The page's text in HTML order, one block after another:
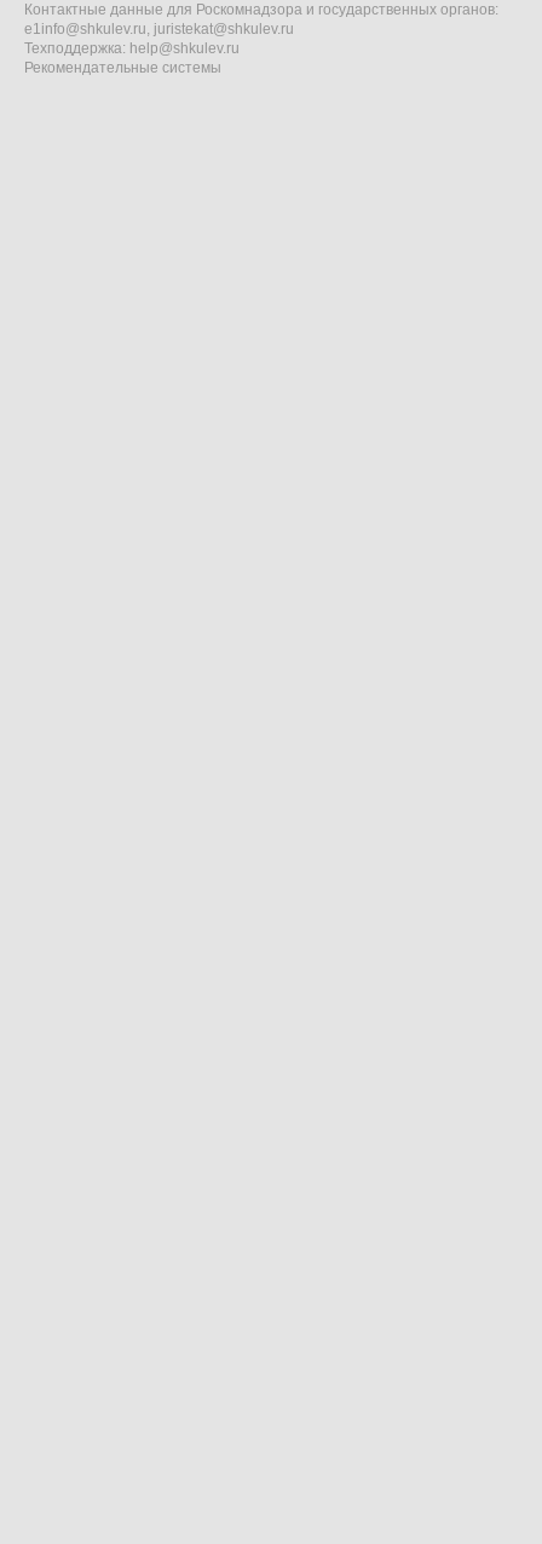
Контактные данные для Роскомнадзора и государственных органов:
e1info@shkulev.ru, juristekat@shkulev.ru
Техподдержка: help@shkulev.ru
Рекомендательные системы